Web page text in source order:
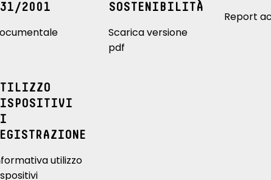
2001
SOSTENIBILITÀ
Scarica versione
pdf
Report
utilizzo